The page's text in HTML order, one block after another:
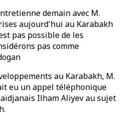
demain avec M.
aujourd'hui au Karabakh
pas possible de les
pas comme
au Karabakh, M.
eu un appel téléphonique
Ilham Aliyev au sujet